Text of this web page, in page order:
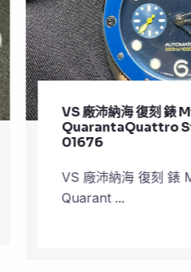
VS 廠沛納海 復刻 錶 Mike Horn
QuarantaQuattro Steel PAM
VS 廠沛納海 復刻 錶 Mike Horn
Quarant ...